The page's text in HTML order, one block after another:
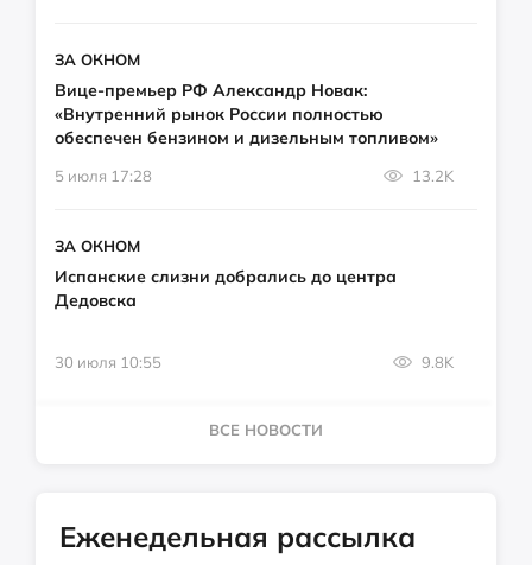
ЗА ОКНОМ
Вице-премьер РФ Александр Новак:
«Внутренний рынок России полностью
обеспечен бензином и дизельным топливом»
5 июля 17:28 13.2K
ЗА ОКНОМ
Испанские слизни добрались до центра
Дедовска
30 июля 10:55 9.8K
ВСЕ НОВОСТИ
Еженедельная рассылка